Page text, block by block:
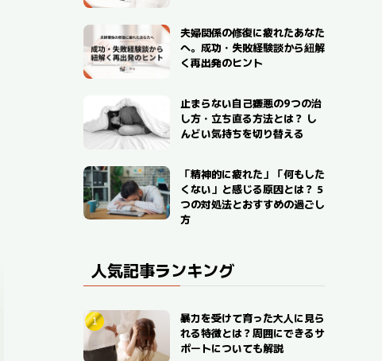
夫婦関係の修復に疲れたあなた
へ。成功・失敗経験談から紐解
く再出発のヒント
止まらない自己嫌悪の9つの治
し方・立ち直る方法とは？ し
んどい気持ちを切り替える
「精神的に疲れた」「何もした
くない」と感じる原因とは？ 5
つの対処法とおすすめの過ごし
方
人気記事ランキング
暴力を受けて育った大人に見ら
れる特徴とは？周囲にできるサ
ポートについても解説